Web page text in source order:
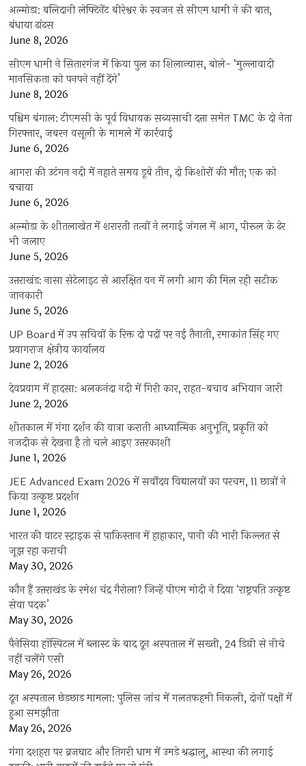
अल्मोड़ा: बलिदानी लेफ्टिनेंट बीरेश्वर के स्वजन से सीएम धामी ने की बात,
बंधाया ढांढस
June 8, 2026
सीएम धामी ने सितारगंज में किया पुल का शिलान्यास, बोले- ‘मुल्लावादी
मानसिकता को पनपने नहीं देंगे’
June 8, 2026
पश्चिम बंगाल: टीएमसी के पूर्व विधायक सब्यसाची दत्ता समेत TMC के दो नेता
गिरफ्तार, जबरन वसूली के मामले में कार्रवाई
June 6, 2026
आगरा की उटंगन नदी में नहाते समय डूबे तीन, दो किशोरों की मौत; एक को
बचाया
June 6, 2026
अल्मोड़ा के शीतलाखेत में शरारती तत्वों ने लगाई जंगल में आग, पीरूल के ढेर
भी जलाए
June 5, 2026
उत्तराखंड: नासा सेटेलाइट से आरक्षित वन में लगी आग की मिल रही सटीक
जानकारी
June 5, 2026
UP Board में उप सचिवों के रिक्त दो पदों पर नई तैनाती, रमाकांत सिंह गए
प्रयागराज क्षेत्रीय कार्यालय
June 2, 2026
देवप्रयाग में हादसा: अलकनंदा नदी में गिरी कार, राहत-बचाव अभियान जारी
June 2, 2026
शीतकाल में गंगा दर्शन की यात्रा कराती आध्यात्मिक अनुभूति, प्रकृति को
नजदीक से देखना है तो चले आइए उत्तरकाशी
June 1, 2026
JEE Advanced Exam 2026 में सर्वोदय विद्यालयों का परचम, 11 छात्रों ने
किया उत्कृष्ट प्रदर्शन
June 1, 2026
भारत की वाटर स्ट्राइक से पाकिस्तान में हाहाकार, पानी की भारी किल्लत से
जूझ रहा कराची
May 30, 2026
कौन हैं उत्तराखंड के रमेश चंद्र गैरोला? जिन्हें पीएम मोदी ने दिया ‘राष्ट्रपति उत्कृष्ट
सेवा पदक’
May 30, 2026
पैनेसिया हॉस्पिटल में ब्लास्ट के बाद दून अस्पताल में सख्ती, 24 डिग्री से नीचे
नहीं चलेंगे एसी
May 26, 2026
दून अस्पताल छेड़छाड़ मामला: पुलिस जांच में गलतफहमी निकली, दोनों पक्षों में
हुआ समझौता
May 26, 2026
गंगा दशहरा पर ब्रजघाट और तिगरी धाम में उमड़े श्रद्धालु, आस्था की लगाई